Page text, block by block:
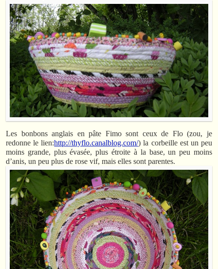
Les bonbons anglais en pâte Fimo sont ceux de Flo (zou, je
redonne le lien:http://thyflo.canalblog.com/) la corbeille est un peu
moins grande, plus évasée, plus étroite à la base, un peu moins
d’anis, un peu plus de rose vif, mais elles sont parentes.